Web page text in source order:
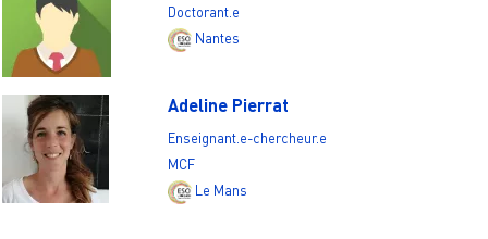
Doctorant.e
Nantes
Adeline Pierrat
Enseignant.e-chercheur.e
MCF
Le Mans